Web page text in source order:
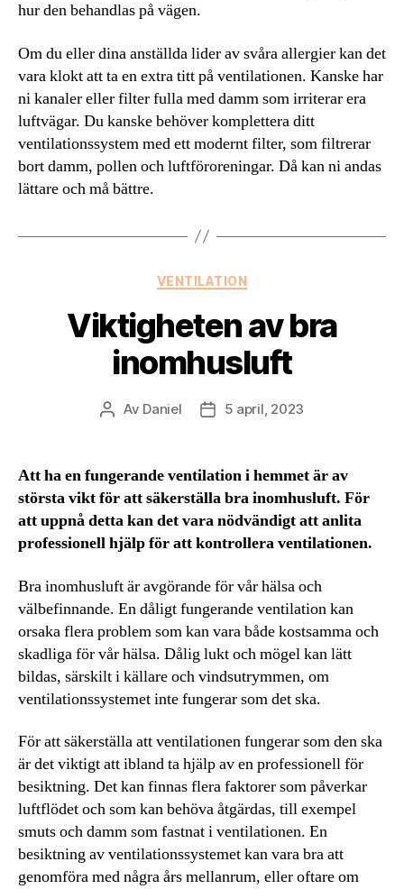
hur den behandlas på vägen.
Om du eller dina anställda lider av svåra allergier kan det
vara klokt att ta en extra titt på ventilationen. Kanske har
ni kanaler eller filter fulla med damm som irriterar era
luftvägar. Du kanske behöver komplettera ditt
ventilationssystem med ett modernt filter, som filtrerar
bort damm, pollen och luftföroreningar. Då kan ni andas
lättare och må bättre.
Kategorier
VENTILATION
Viktigheten av bra
inomhusluft
Inläggsförfattare
Av Daniel Inläggsdatum
5 april, 2023
Att ha en fungerande ventilation i hemmet är av
största vikt för att säkerställa bra inomhusluft. För
att uppnå detta kan det vara nödvändigt att anlita
professionell hjälp för att kontrollera ventilationen.
Bra inomhusluft är avgörande för vår hälsa och
välbefinnande. En dåligt fungerande ventilation kan
orsaka flera problem som kan vara både kostsamma och
skadliga för vår hälsa. Dålig lukt och mögel kan lätt
bildas, särskilt i källare och vindsutrymmen, om
ventilationssystemet inte fungerar som det ska.
För att säkerställa att ventilationen fungerar som den ska
är det viktigt att ibland ta hjälp av en professionell för
besiktning. Det kan finnas flera faktorer som påverkar
luftflödet och som kan behöva åtgärdas, till exempel
smuts och damm som fastnat i ventilationen. En
besiktning av ventilationssystemet kan vara bra att
genomföra med några års mellanrum, eller oftare om